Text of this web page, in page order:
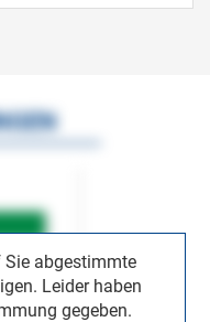
Sie abgestimmte
Leider haben
gegeben.